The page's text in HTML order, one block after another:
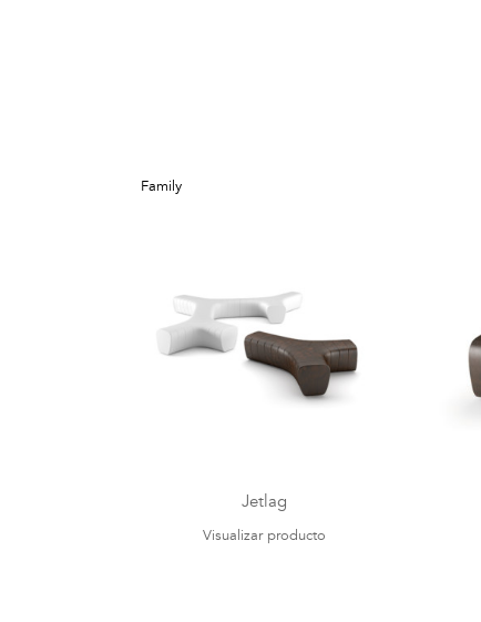
Family
Jetlag
Visualizar producto